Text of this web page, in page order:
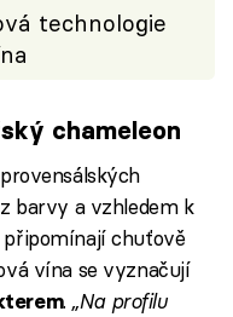
technologie
chameleon
barvy a vzhledem k
připomínají chuťově
vína se vyznačují
. „Na profilu